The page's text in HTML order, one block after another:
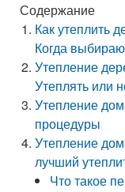
Содержание
Как утеплить
Когда
Утепление
Утеплять или
Утепление
процедуры
Утепление
лучший
Что такое